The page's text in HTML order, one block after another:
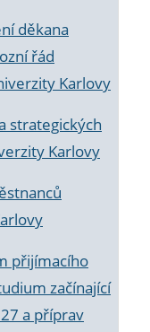
děkana
řád
Karlovy
strategických
Karlovy
přijímacího
začínající
a příprav